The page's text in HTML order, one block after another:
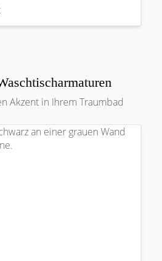
Akzent in Ihrem Traumbad